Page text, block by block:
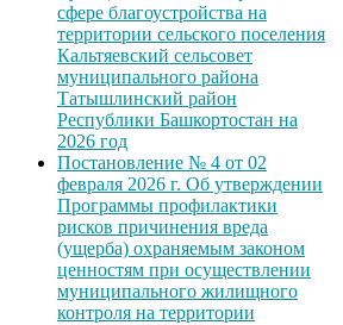
сфере благоустройства на
территории сельского поселения
Кальтяевский сельсовет
муниципального района
Татышлинский район
Республики Башкортостан на
2026 год
Постановление № 4 от 02
февраля 2026 г. Об утверждении
Программы профилактики
рисков причинения вреда
(ущерба) охраняемым законом
ценностям при осуществлении
муниципального жилищного
контроля на территории